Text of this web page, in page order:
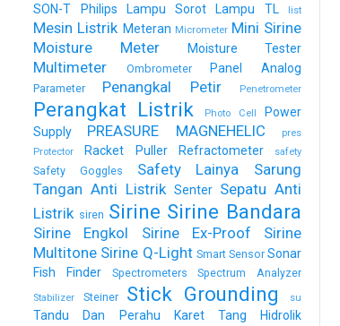
SON-T Philips
Lampu Sorot Lampu TL list
Mesin Listrik Meteran Micrometer Mini Sirine
Moisture Meter
Moisture Tester
Multimeter Ombrometer Panel Analog
Parameter Penangkal Petir Penetrometer
Perangkat Listrik Photo Cell
Power
Supply
PREASURE MAGNEHELIC
pres
Protector
Racket Puller Refractometer safety
Safety Goggles Safety Lainya
Sarung
Tangan Anti Listrik Senter Sepatu Anti
Listrik siren Sirine Sirine Bandara
Sirine Engkol Sirine Ex-Proof
Sirine
Multitone Sirine Q-Light Smart Sensor Sonar
Fish Finder
Spectrometers Spectrum Analyzer
Stabilizer Steiner Stick Grounding su
Tandu Dan Perahu Karet Tang Hidrolik